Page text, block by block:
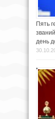
Пять
день